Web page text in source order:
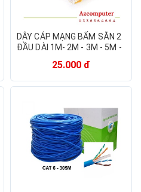
DÂY CÁP MẠNG BẤM SẴN 2
ĐẦU DÀI 1M- 2M - 3M - 5M -
25.000 đ